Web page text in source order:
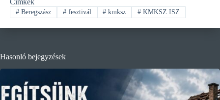
Címkék
#Beregszász #fesztivál # kmksz # KMKSZ ISZ
Hasonló bejegyzések